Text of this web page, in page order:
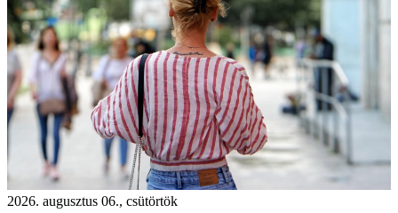
2026. augusztus 06., csütörtök